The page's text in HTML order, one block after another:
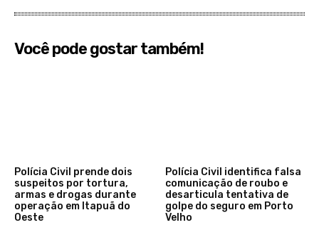
Você pode gostar também!
Polícia Civil prende dois
suspeitos por tortura,
armas e drogas durante
operação em Itapuã do
Oeste
Polícia Civil identifica falsa
comunicação de roubo e
desarticula tentativa de
golpe do seguro em Porto
Velho